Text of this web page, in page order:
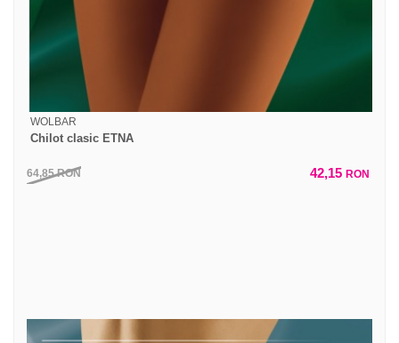
WOLBAR
Chilot clasic ETNA
64,85RON 42,15 RON